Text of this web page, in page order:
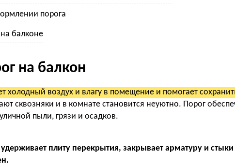
порога
балконе
на балкон
холодный воздух и влагу в помещение и помогает
сквозняки и в комнате становится неуютно. Порог
пыли, грязи и осадков.
плиту перекрытия, закрывает арматуру и